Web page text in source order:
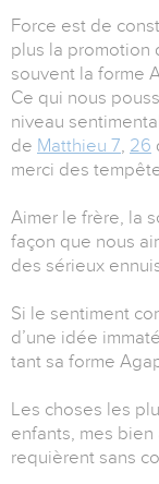
Force est de
plus la promotion
souvent la forme
Ce qui nous
niveau
de Matthieu 7, 26
merci des
Aimer le frère, la
façon que nous
des sérieux
Si le sentiment
d’une idée
tant sa forme
Les choses les
enfants, mes
requièrent sans